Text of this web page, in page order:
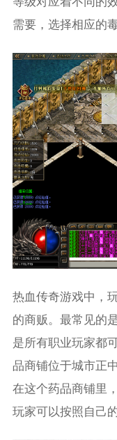
需要，选择相应的
热血传奇游戏中，
的商贩。最常见的
是所有职业玩家都
品商铺位于城市正
在这个药品商铺里
玩家可以按照自己